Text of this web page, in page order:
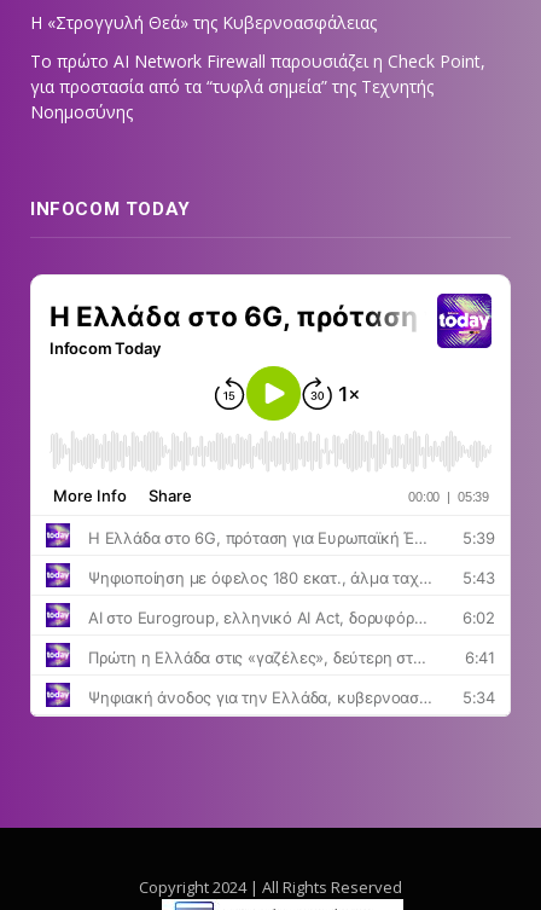
Η «Στρογγυλή Θεά» της Κυβερνοασφάλειας
Tο πρώτο AI Network Firewall παρουσιάζει η Check Point,
για προστασία από τα “τυφλά σημεία” της Τεχνητής
Νοημοσύνης
INFOCOM TODAY
Copyright 2024 | All Rights Reserved